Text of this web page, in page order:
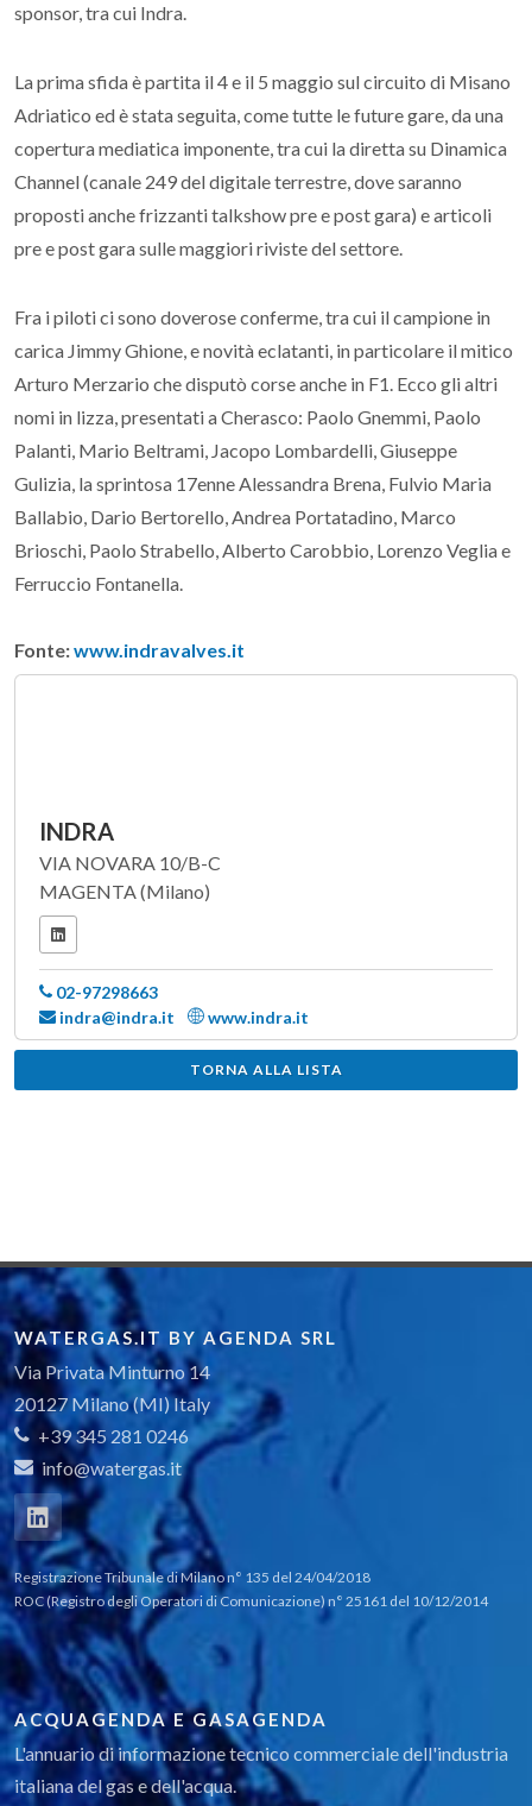
sponsor, tra cui Indra.
La prima sfida è partita il 4 e il 5 maggio sul circuito di Misano
Adriatico ed è stata seguita, come tutte le future gare, da una
copertura mediatica imponente, tra cui la diretta su Dinamica
Channel (canale 249 del digitale terrestre, dove saranno
proposti anche frizzanti talkshow pre e post gara) e articoli
pre e post gara sulle maggiori riviste del settore.
Fra i piloti ci sono doverose conferme, tra cui il campione in
carica Jimmy Ghione, e novità eclatanti, in particolare il mitico
Arturo Merzario che disputò corse anche in F1. Ecco gli altri
nomi in lizza, presentati a Cherasco: Paolo Gnemmi, Paolo
Palanti, Mario Beltrami, Jacopo Lombardelli, Giuseppe
Gulizia, la sprintosa 17enne Alessandra Brena, Fulvio Maria
Ballabio, Dario Bertorello, Andrea Portatadino, Marco
Brioschi, Paolo Strabello, Alberto Carobbio, Lorenzo Veglia e
Ferruccio Fontanella.
Fonte:www.indravalves.it
INDRA
VIA NOVARA 10/B-C
MAGENTA (Milano)
02-97298663
indra@indra.it
www.indra.it
TORNA ALLA LISTA
WATERGAS.IT BY AGENDA SRL
Via Privata Minturno 14
20127 Milano (MI) Italy
+39 345 281 0246
info@watergas.it
Registrazione Tribunale di Milano n° 135 del 24/04/2018
ROC (Registro degli Operatori di Comunicazione) n° 25161 del 10/12/2014
ACQUAGENDA E GASAGENDA
L'annuario di informazione tecnico commerciale dell'industria
italiana del gas e dell'acqua.